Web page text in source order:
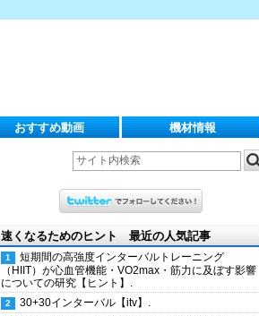
おすすめ動画 機材情報
速くなるためのヒント 最近の人気記事
短期間の高強度インターバルトレーニング
（HIIT）が心血管機能・VO2max・筋力に及ぼす影響
についての研究【ヒント】.
30+30インターバル【itv】.